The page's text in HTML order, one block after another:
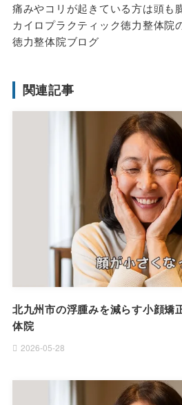
痛みやコリが起きている方は頭も
カイロプラクティック徳力整体院
徳力整体院ブログ
関連記事
北九州市の浮腫みを減らす小顔矯
体院
2026-05-28